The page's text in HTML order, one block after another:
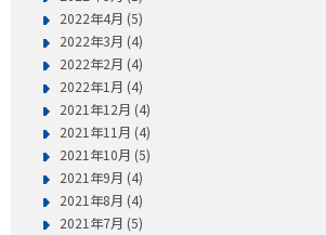
2022年4月 (5)
2022年3月 (4)
2022年2月 (4)
2022年1月 (4)
2021年12月 (4)
2021年11月 (4)
2021年10月 (5)
2021年9月 (4)
2021年8月 (4)
2021年7月 (5)